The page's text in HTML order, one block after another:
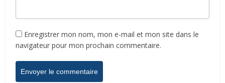
Enregistrer mon nom, mon e-mail et mon site dans le
navigateur pour mon prochain commentaire.